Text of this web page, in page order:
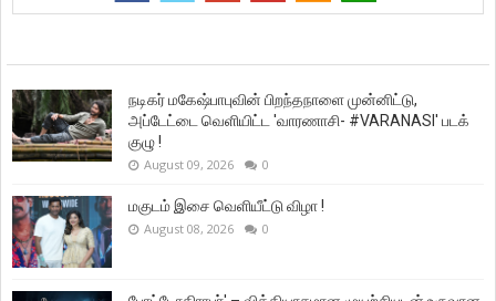
நடிகர் மகேஷ்பாபுவின் பிறந்தநாளை முன்னிட்டு,
அப்டேட்டை வெளியிட்ட 'வாரணாசி- #VARANASI' படக்
குழு !
August 09, 2026 0
மகுடம் இசை வெளியீட்டு விழா !
August 08, 2026 0